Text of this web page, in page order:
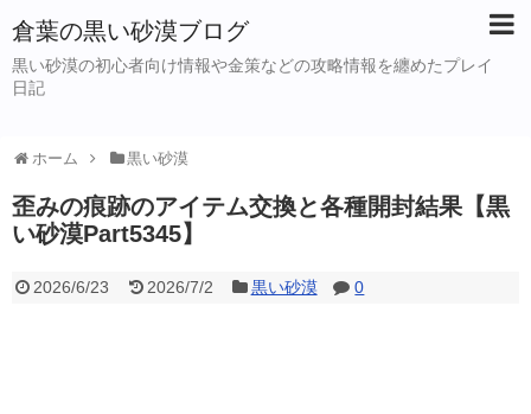
倉葉の黒い砂漠ブログ
黒い砂漠の初心者向け情報や金策などの攻略情報を纏めたプレイ
日記
ホーム 黒い砂漠
歪みの痕跡のアイテム交換と各種開封結果【黒
い砂漠Part5345】
2026/6/23 2026/7/2 黒い砂漠 0